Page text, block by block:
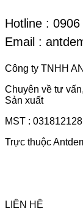
Hotline :
Email :
Công ty TNHH
Chuyên về tư
Sản xuất
MST :
Trực thuộc
LIÊN HỆ